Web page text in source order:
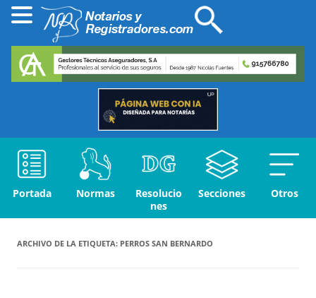
Portada Normas
Resolucio
nes
Secciones Otros
ARCHIVO DE LA ETIQUETA: PERROS SAN BERNARDO